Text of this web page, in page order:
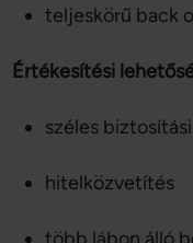
teljeskörű back
Értékesítési
széles
hitelközvetítés